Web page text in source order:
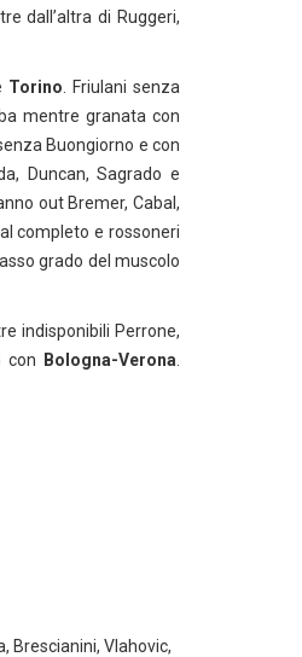
dall’altra di Ruggeri,
Torino . Friulani senza
mentre granata con
Buongiorno e con
Duncan, Sagrado e
out Bremer, Cabal,
completo e rossoneri
grado del muscolo
indisponibili Perrone,
con
Bologna-Verona
Brescianini, Vlahovic,